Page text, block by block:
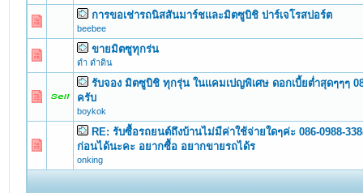
การขอเช่ารถนิสสันมาร์ชและมิตซูบิชิ ปาร์เจโรสปอร์ต
beebee
0 Vote(s) - 0 out of 5 in Average
12345
ขายมิตซูทุกร่น
ดำ ดำดิน
0 Vote(s) - 0 out of 5 in Average
1
รับจอง มิตซูบิชิ ทุกรุ่น ในเเคมเปญพิเศษ ดอกเบี้ยต่ำสุดๆๆๆ
ครับ
boykok
0 Vote(s) - 0 out of 5 in Average
RE: รับซื้อรถยนต์ถึงบ้านไม่มีค่าใช้จ่ายใดๆค่ะ 086-0988-
ก่อนได้นะคะ อยากซื้อ อยากขายรถได้ร
onking
0 Vote(s) - 0 out of 5 in Average
12345